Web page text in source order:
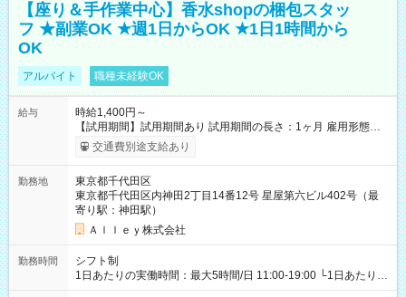
【座り＆手作業中心】香水shopの梱包スタッ
フ ★副業OK ★週1日からOK ★1日1時間から
OK
アルバイト 職種未経験OK
給与
時給1,400円～
【試用期間】試用期間あり 試用期間の長さ：1ヶ月 雇用形態、
給与は本採用時と同じです。
交通費別途支給あり
勤務地
東京都千代田区
東京都千代田区内神田2丁目14番12号 星屋第六ビル402号（最
寄り駅：神田駅）
Ａｌｌｅｙ株式会社
勤務時間
シフト制
1日あたりの実働時間：最大5時間/日 11:00-19:00 └1日あたりの
実働時間：1-5時間 └上記の時間帯内であれば、いつでも勤務可